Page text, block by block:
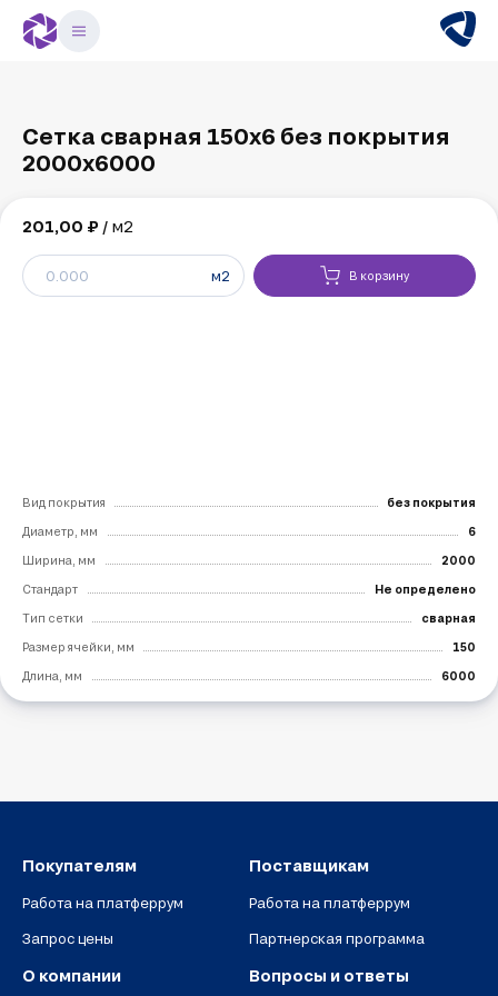
Сетка сварная 150х6 без покрытия
2000х6000
201,00 ₽ / м2
м2 В корзину
Вид покрытия без покрытия
Диаметр, мм 6
Ширина, мм 2000
Стандарт Не определено
Тип сетки сварная
Размер ячейки, мм 150
Длина, мм 6000
Покупателям
Работа на платферрум
Запрос цены
Поставщикам
Работа на платферрум
Партнерская программа
О компании Вопросы и ответы